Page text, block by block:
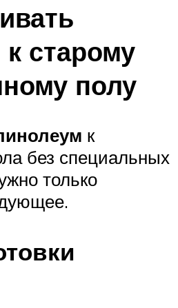
старому
полу
к
без специальных
только